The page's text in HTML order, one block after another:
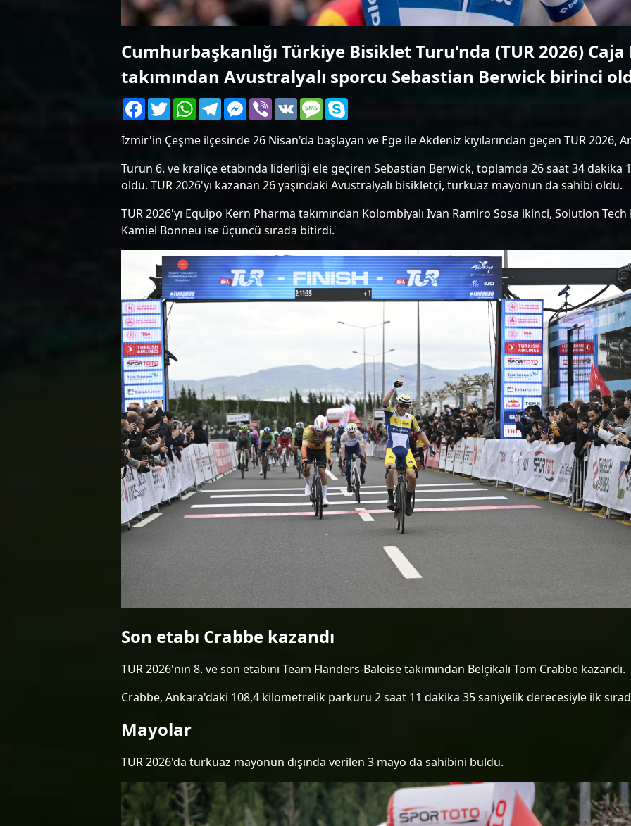
Cumhurbaşkanlığı Türkiye Bisiklet Turu'nda (TUR 2026) Caja
takımından Avustralyalı sporcu Sebastian Berwick birinci
Facebook
TwitterWhatsApp
TelegramMessenger
ViberVK Message
İzmir'in Çeşme ilçesinde 26 Nisan'da başlayan ve Ege ile Akdeniz kıyılarından geçen TUR 2026,
Turun 6. ve kraliçe etabında liderliği ele geçiren Sebastian Berwick, toplamda 26 saat 34 dakika
oldu. TUR 2026'yı kazanan 26 yaşındaki Avustralyalı bisikletçi, turkuaz mayonun da sahibi oldu.
TUR 2026'yı Equipo Kern Pharma takımından Kolombiyalı Ivan Ramiro Sosa ikinci, Solution
Kamiel Bonneu ise üçüncü sırada bitirdi.
Son etabı Crabbe kazandı
TUR 2026'nın 8. ve son etabını Team Flanders-Baloise takımından Belçikalı Tom Crabbe kazandı.
Crabbe, Ankara'daki 108,4 kilometrelik parkuru 2 saat 11 dakika 35 saniyelik derecesiyle ilk
Mayolar
TUR 2026'da turkuaz mayonun dışında verilen 3 mayo da sahibini buldu.